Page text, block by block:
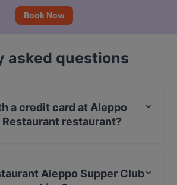
Book Now
asked questions
a credit card at Aleppo
Restaurant restaurant?
Aleppo Supper Club